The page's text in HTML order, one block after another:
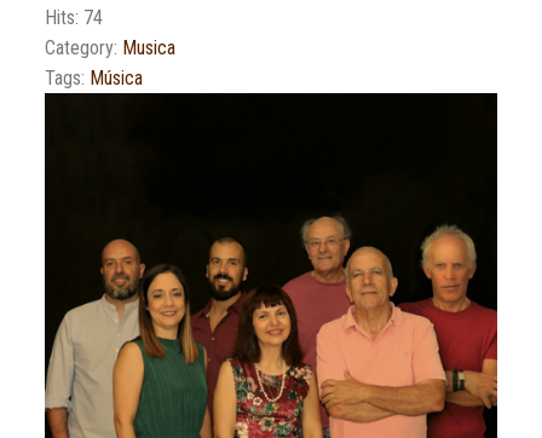
Hits: 74
Category: Musica
Tags: Música